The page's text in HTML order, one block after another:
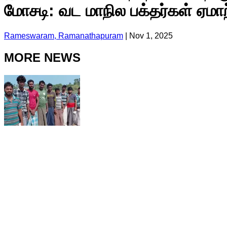
மோசடி: வட மாநில பக்தர்கள்
Rameswaram, Ramanathapuram Nov 1, 2025
MORE NEWS